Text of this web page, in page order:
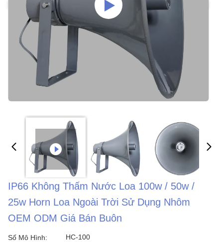
IP66 Không Thấm Nước Loa 100w / 50w /
25w Horn Loa Ngoài Trời Sử Dụng Nhôm
OEM ODM Giá Bán Buôn
Số Mô Hình: HC-100